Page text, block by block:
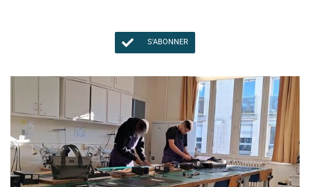
S'ABONNER